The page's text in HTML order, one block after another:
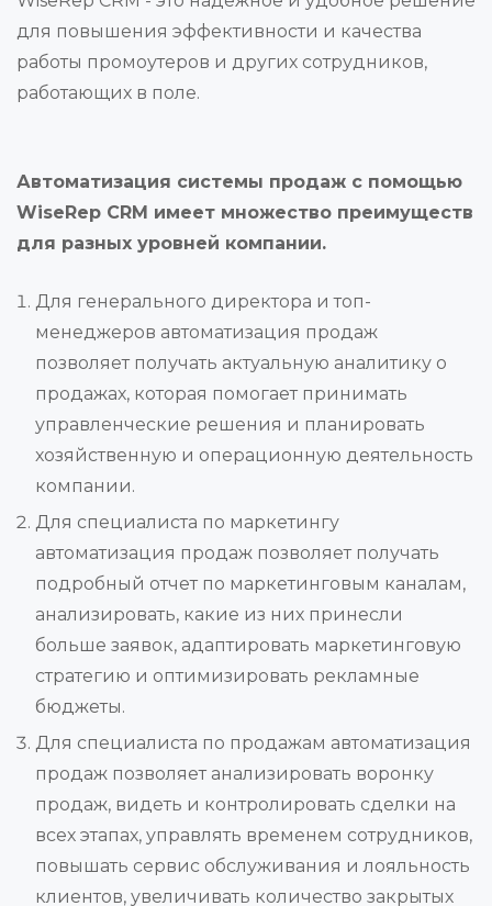
для повышения эффективности и качества
работы промоутеров и других сотрудников,
работающих в поле.
Автоматизация системы продаж с помощью
WiseRep CRM имеет множество преимуществ
для разных уровней компании.
Для генерального директора и топ-
менеджеров автоматизация продаж
позволяет получать актуальную аналитику о
продажах, которая помогает принимать
управленческие решения и планировать
хозяйственную и операционную деятельность
компании.
Для специалиста по маркетингу
автоматизация продаж позволяет получать
подробный отчет по маркетинговым каналам,
анализировать, какие из них принесли
больше заявок, адаптировать маркетинговую
стратегию и оптимизировать рекламные
бюджеты.
Для специалиста по продажам автоматизация
продаж позволяет анализировать воронку
продаж, видеть и контролировать сделки на
всех этапах, управлять временем сотрудников,
повышать сервис обслуживания и лояльность
клиентов, увеличивать количество закрытых